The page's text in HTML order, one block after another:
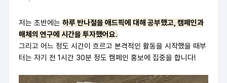
저는 초반에는 하루 반나절을 애드픽에 대해 공부했고, 캠페인과
매체의 연구에 시간을 투자했어요.
그리고 어느 정도 시간이 흐르고 본격적인 활동을 시작했을 때부
터는 자기 전 1시간 30분 정도 캠페인 홍보에 집중을 합니다!